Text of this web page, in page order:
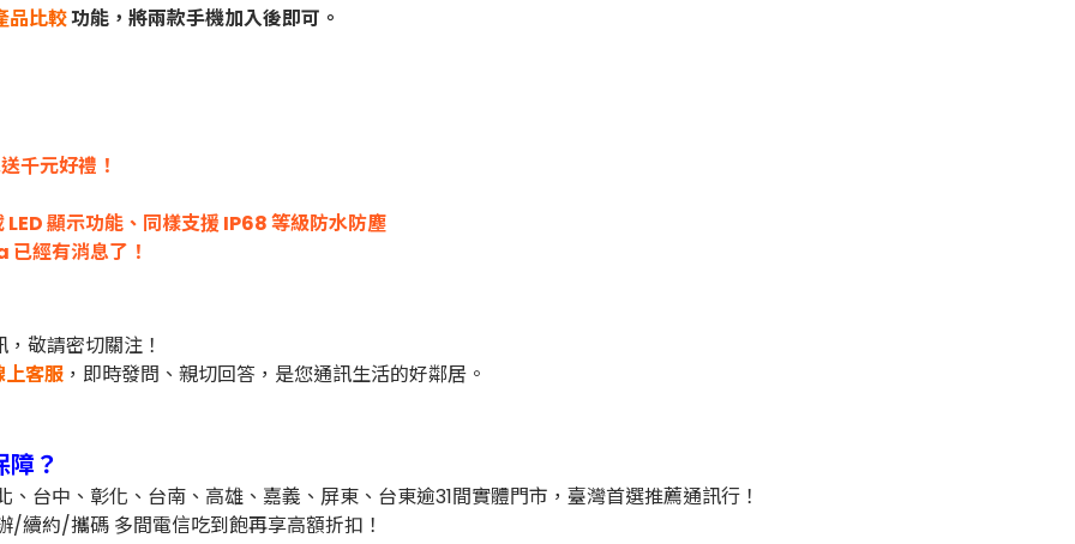
品比較功能，將兩款手機加入後即可。
千元好禮！
顯示功能、同樣支援 IP68 等級防水防塵
經有消息了！
敬請密切關注！
上客服 ，即時發問、親切回答，是您通訊生活的好鄰居。
？
台中、彰化、台南、高雄、嘉義、屏東、台東逾31間實體門市，臺灣首選推薦通訊行！
續約/攜碼 多間電信吃到飽再享高額折扣！